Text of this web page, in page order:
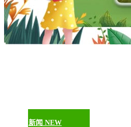
新闻 NEW